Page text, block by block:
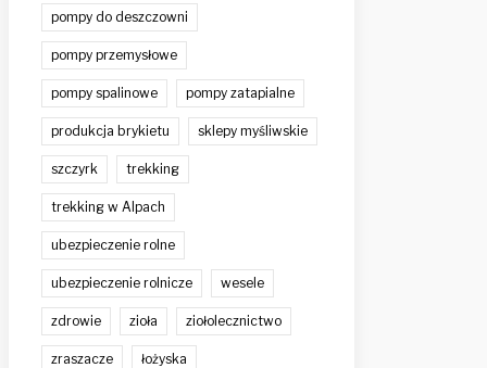
pompy do deszczowni
pompy przemysłowe
pompy spalinowe pompy zatapialne
produkcja brykietu sklepy myśliwskie
szczyrk trekking
trekking w Alpach
ubezpieczenie rolne
ubezpieczenie rolnicze wesele
zdrowie zioła ziołolecznictwo
zraszacze łożyska